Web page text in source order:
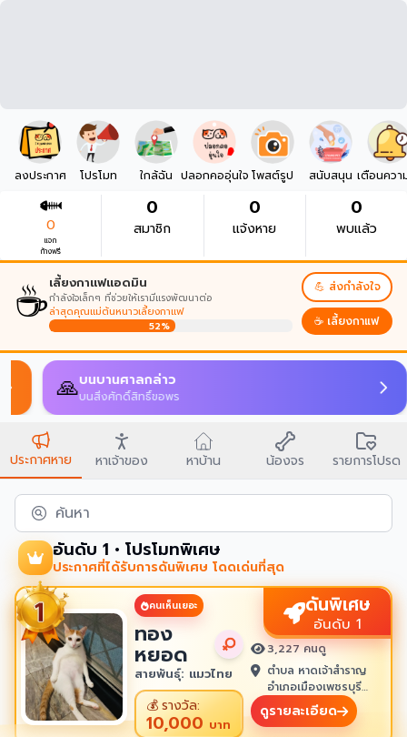
ลงประกาศ โปรโมท ใกล้ฉัน ปลอกคออุ่นใจ โพสต์รูป สนับสนุน เตือนควา
0
แจก
ก้างฟรี
0
สมาชิก
0
แจ้งหาย
0
พบแล้ว
☕เลี้ยงกาแฟแอดมิน
กำลังใจเล็กๆ ที่ช่วยให้เรามีแรงพัฒนาต่อ
ล่าสุดคุณแม่ต้นหนาวเลี้ยงกาแฟ
52%
💪 ส่งกำลังใจ
☕ เลี้ยงกาแฟ
🙏บนบานศาลกล่าว
บนสิ่งศักดิ์สิทธิ์ขอพร
ประกาศหาย หาเจ้าของ หาบ้าน น้องจร รายการโปรด
ค้นหา
อันดับ 1 • โปรโมทพิเศษ
ประกาศที่ได้รับการดันพิเศษ โดดเด่นที่สุด
คนเห็นเยอะ
ทอง
หยอด
สายพันธุ์: แมวไทย
💰รางวัล:
10,000 บาท
ดันพิเศษ
อันดับ 1
3,227 คนดู
ตำบล หาดเจ้าสำราญ
อำเภอเมืองเพชรบุรี
เพชรบุรี 76100
ดูรายละเอียด